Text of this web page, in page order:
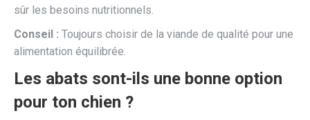
sûr les besoins nutritionnels.
Conseil : Toujours choisir de la viande de qualité pour une
alimentation équilibrée.
Les abats sont-ils une bonne option
pour ton chien ?